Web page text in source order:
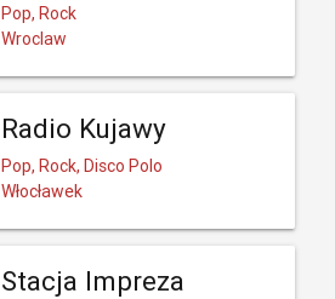
Pop, Rock
Wroclaw
Radio Kujawy
Pop, Rock, Disco Polo
Włocławek
Stacja Impreza